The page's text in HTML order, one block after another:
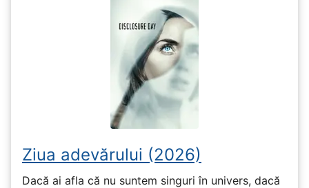
Ziua adevărului (2026)
Dacă ai afla că nu suntem singuri în univers, dacă